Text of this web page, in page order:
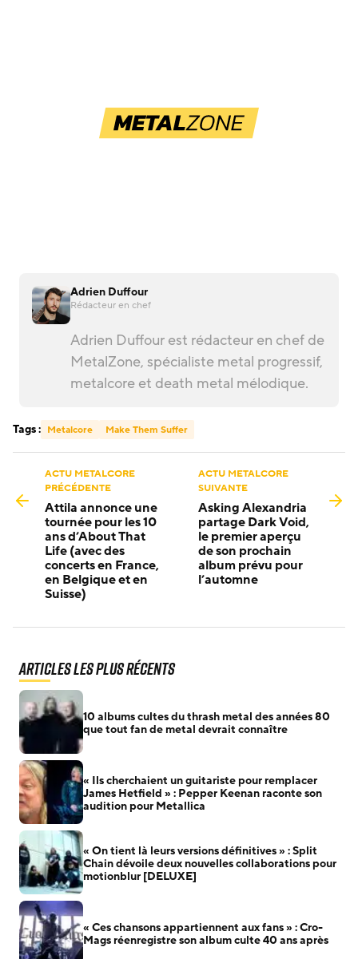
Adrien Duffour
Rédacteur en chef
Adrien Duffour est rédacteur en chef de
MetalZone, spécialiste metal progressif,
metalcore et death metal mélodique.
Tags : Metalcore Make Them Suffer
ACTU METALCORE
PRÉCÉDENTE
Attila annonce une
tournée pour les 10
ans d’About That
Life (avec des
concerts en France,
en Belgique et en
Suisse)
ACTU METALCORE
SUIVANTE
Asking Alexandria
partage Dark Void,
le premier aperçu
de son prochain
album prévu pour
l’automne
Articles les plus récents
10 albums cultes du thrash metal des années 80
que tout fan de metal devrait connaître
« Ils cherchaient un guitariste pour remplacer
James Hetfield » : Pepper Keenan raconte son
audition pour Metallica
« On tient là leurs versions définitives » : Split
Chain dévoile deux nouvelles collaborations pour
motionblur [DELUXE]
« Ces chansons appartiennent aux fans » : Cro-
Mags réenregistre son album culte 40 ans après